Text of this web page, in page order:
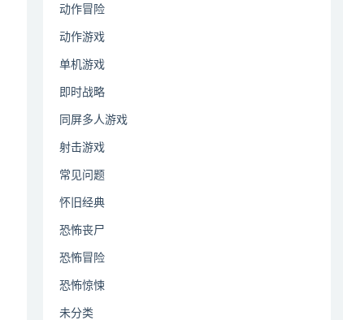
动作冒险
动作游戏
单机游戏
即时战略
同屏多人游戏
射击游戏
常见问题
怀旧经典
恐怖丧尸
恐怖冒险
恐怖惊悚
未分类